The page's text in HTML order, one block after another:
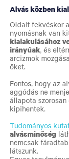
Alvás közben
Oldalt fekvéskor
nyomásnak van
kialakulásához
irányúak, és
arcizmok
őket.
Fontos, hogy az
aggódás ne
állapota
kipihentek.
Tudományos
alvásminőség
nemcsak
látszunk.